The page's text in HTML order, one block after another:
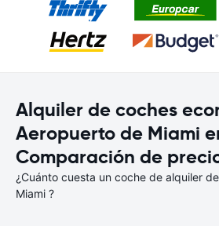
Alquiler de coches
Aeropuerto de Miami
Comparación de
¿Cuánto cuesta un coche de alquiler
Miami ?